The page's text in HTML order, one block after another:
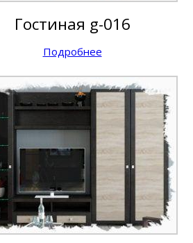
Гостиная g-016
Подробнее